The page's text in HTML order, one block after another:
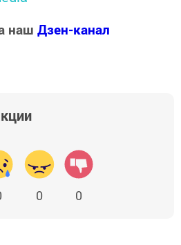
наш Дзен-канал
0 0